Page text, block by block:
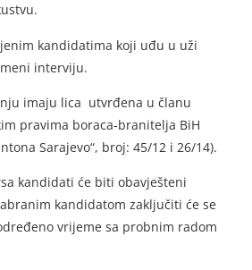
kandidatima koji uđu u uži
interviju.
imaju lica utvrđena u članu
pravima boraca-branitelja BiH
Sarajevo“, broj: 45/12 i 26/14).
kandidati će biti obavješteni
kandidatom zaključiti će se
vrijeme sa probnim radom